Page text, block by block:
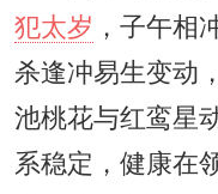
犯太岁 ，子午相
杀逢冲易生变动
池桃花与红鸾星
系稳定，健康在